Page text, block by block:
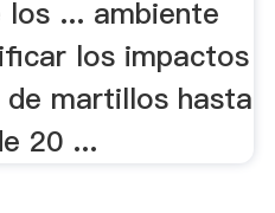
los ... ambiente
los impactos
de martillos hasta
20 ...